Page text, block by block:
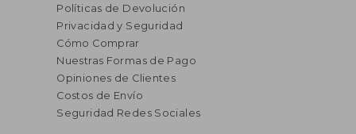
Políticas de Devolución
Privacidad y Seguridad
Cómo Comprar
Nuestras Formas de Pago
Opiniones de Clientes
Costos de Envío
Seguridad Redes Sociales